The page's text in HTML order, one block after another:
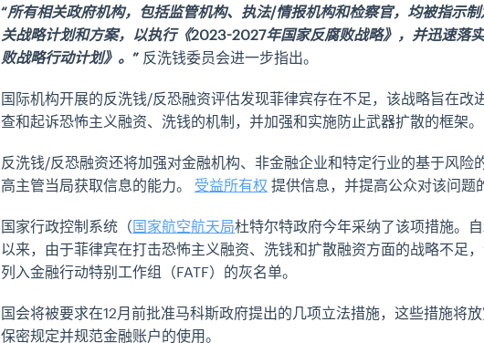
“所有相关政府机构，包括监管机构、执法/情报机构和检察官，均被指示
关战略计划和方案，以执行《2023-2027年国家反腐败战略》，并迅速落
败战略行动计划》。” 反洗钱委员会进一步指出。
国际机构开展的反洗钱/反恐融资评估发现菲律宾存在不足，该战略旨在改
查和起诉恐怖主义融资、洗钱的机制，并加强和实施防止武器扩散的框架。
反洗钱/反恐融资还将加强对金融机构、非金融企业和特定行业的基于风险
高主管当局获取信息的能力。 受益所有权 提供信息，并提高公众对该问题
国家行政控制系统（ 国家航空航天局杜特尔特政府今年采纳了该项措施。
以来，由于菲律宾在打击恐怖主义融资、洗钱和扩散融资方面的战略不足
列入金融行动特别工作组（FATF）的灰名单。
国会将被要求在12月前批准马科斯政府提出的几项立法措施，这些措施将
保密规定并规范金融账户的使用。